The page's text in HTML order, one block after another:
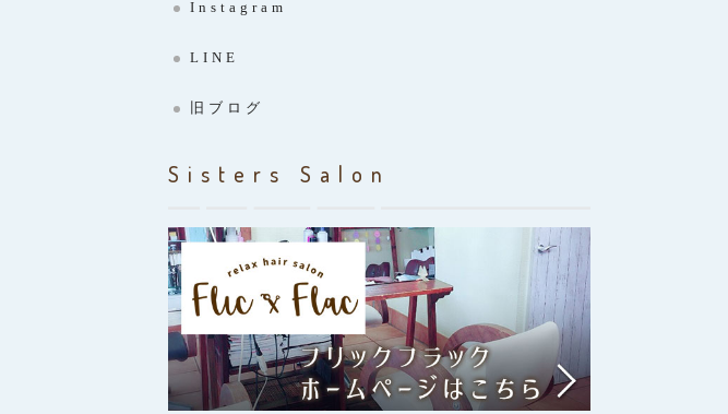
Instagram
LINE
旧ブログ
Sisters Salon